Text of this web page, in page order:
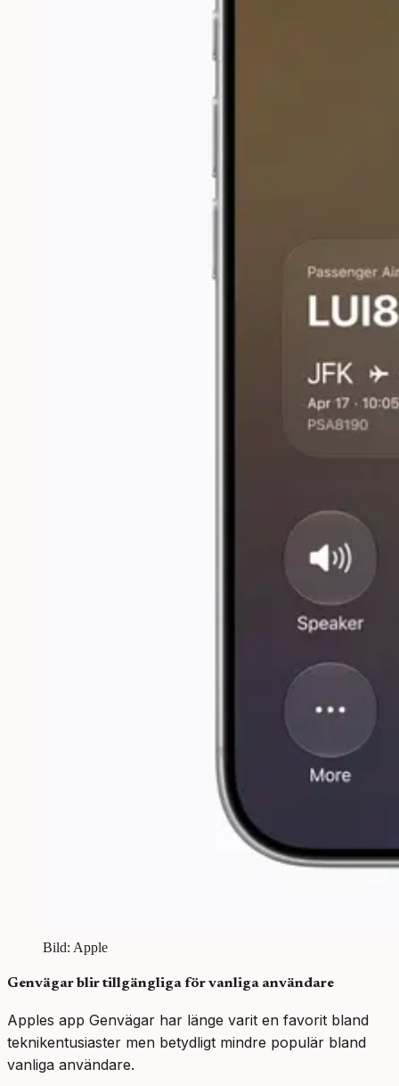
Bild: Apple
Genvägar blir tillgängliga för vanliga användare
Apples app Genvägar har länge varit en favorit bland
teknikentusiaster men betydligt mindre populär bland
vanliga användare.